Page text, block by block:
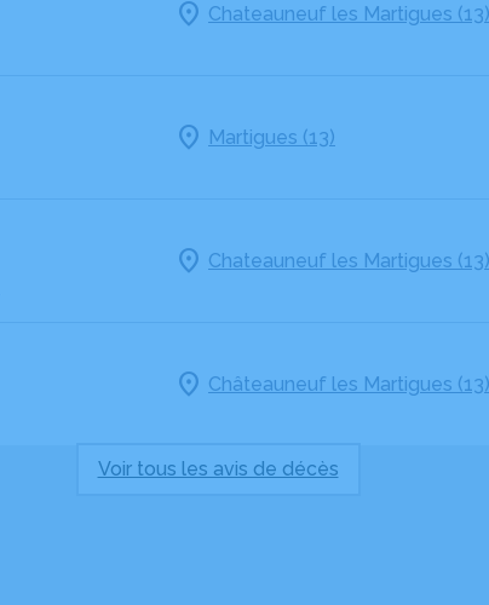
Chateauneuf les Martigues (13)
Martigues (13)
Chateauneuf les Martigues (13)
Châteauneuf les Martigues (13)
Voir tous les avis de décès